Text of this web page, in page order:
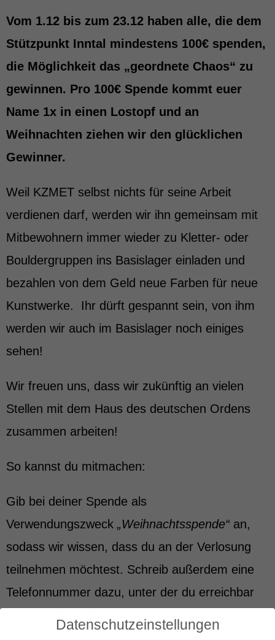
Vom 1.12 bis zum 23.12 haben alle, die dem
Stützpunkt Inntal mindestens 100€ spenden,
die Möglichkeit das „geordnete Chaos“ zu
gewinnen. Pro 100€ Spende kommt euer
Name 1x in einen Lostopf und an
Weihnachten ziehen wir den glücklichen
Gewinner.
Weil KZMET selbst nichts für seine Arbeit
verdienen darf, werden wir ihn gemeinsam mit
Mitbewohnern immer wieder zu Kletter- oder
Bouldergruppen ins Basislager einladen und
bezahlen von dem Geld neue Farben für neue
Kunstwerke. Ihr dürft gespannt sein, von ihm
werden wir auch im Basislager noch einiges
sehen!
Wir freuen uns, dass wir zukünftig an vielen
Stellen mit dem Haus des deutschen Ordens
zusammen arbeiten!
So kannst du mitmachen:
Gib bei deiner Spende als
Verwendungszweck „Weihnachtsspende“ an,
sodass wir wissen, dass du an der Verlosung
teilnehmen möchtest. Schreib außerdem eine
Telefonnummer dazu, unter der du erreichbar
Datenschutzeinstellungen